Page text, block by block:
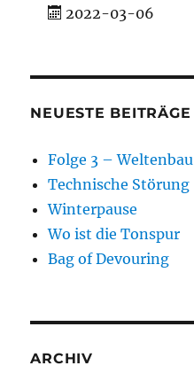
2022-03-06
NEUESTE BEITRÄGE
Folge 3 – Weltenbau
Technische Störung
Winterpause
Wo ist die Tonspur
Bag of Devouring
ARCHIV